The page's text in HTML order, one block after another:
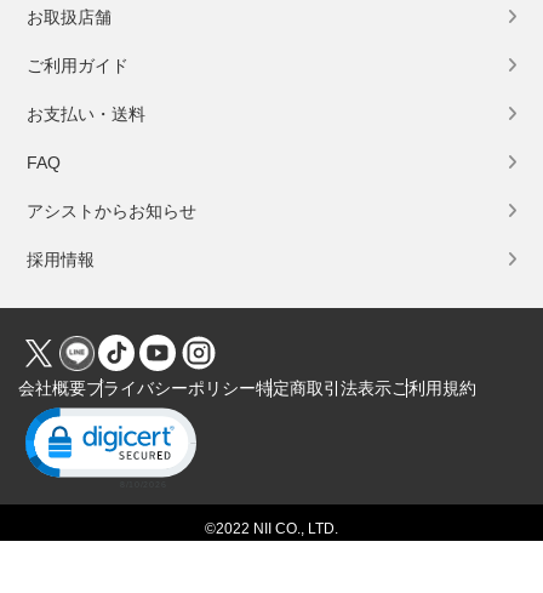
お取扱店舗
ご利用ガイド
お支払い・送料
FAQ
アシストからお知らせ
採用情報
会社概要プライバシーポリシー特定商取引法表示ご利用規約
Click to open certificate verification popup
©2022 NII CO., LTD.